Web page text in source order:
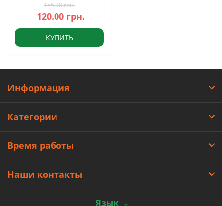
155.00 грн.
120.00 грн.
КУПИТЬ
Информация
Категории
Время работы
Наши контакты
Язык